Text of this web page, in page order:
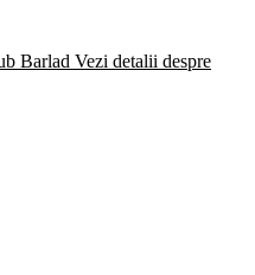
Barlad Vezi detalii despre